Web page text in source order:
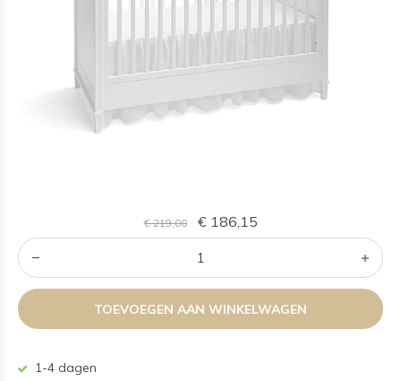
€ 219,00 € 186,15
TOEVOEGEN AAN WINKELWAGEN
1-4 dagen